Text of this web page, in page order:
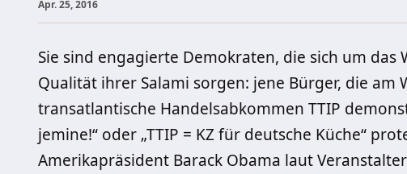
Apr. 25, 2016
Sie sind engagierte Demokraten, die sich um
Qualität ihrer Salami sorgen: jene Bürger, die am
transatlantische Handelsabkommen TTIP
jemine!“ oder „TTIP = KZ für deutsche Küche“
Amerikapräsident Barack Obama laut